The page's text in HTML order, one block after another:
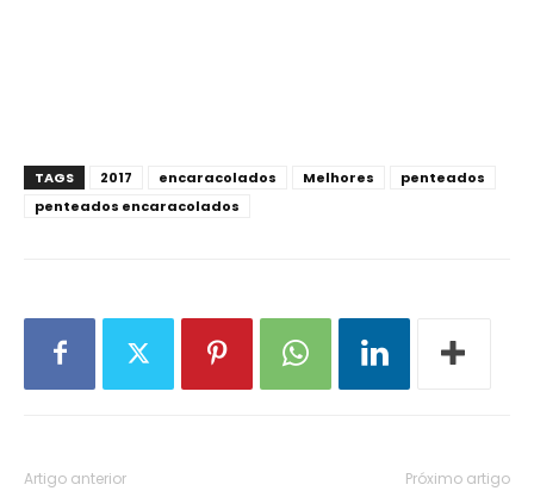
TAGS 2017 encaracolados Melhores
penteados
penteados encaracolados
Artigo anterior Próximo artigo